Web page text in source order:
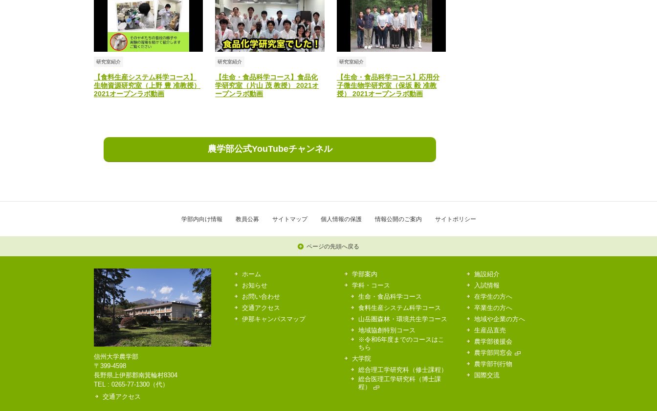
研究室紹介
【食料生産システム科学コース】
生物資源研究室（上野 豊 准教授）
2021オープンラボ動画
研究室紹介
【生命・食品科学コース】食品化
学研究室（片山 茂 教授） 2021オ
ープンラボ動画
研究室紹介
【生命・食品科学コース】応用分
子微生物学研究室（保坂 毅 准教
授） 2021オープンラボ動画
農学部公式YouTubeチャンネル
学部内向け情報 教員公募 サイトマップ 個人情報の保護 情報公開のご案内 サイトポリシー
ページの先頭へ戻る
信州大学農学部
〒399-4598
長野県上伊那郡南箕輪村8304
TEL : 0265-77-1300（代）
交通アクセス
ホーム
お知らせ
お問い合わせ
交通アクセス
伊那キャンパスマップ
学部案内
学科・コース
生命・食品科学コース
食料生産システム科学コース
山岳圏森林・環境共生学コース
地域協創特別コース
※令和6年度までのコースはこ
ちら
大学院
総合理工学研究科（修士課程）
総合医理工学研究科（博士課
程）
施設紹介
入試情報
在学生の方へ
卒業生の方へ
地域や企業の方へ
生産品直売
農学部後援会
農学部同窓会
農学部刊行物
国際交流